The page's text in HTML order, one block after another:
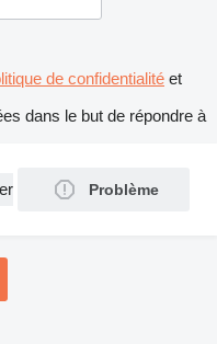
de confidentialité et
dans le but de répondre à
Problème